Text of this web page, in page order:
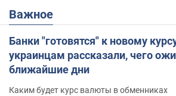
Важное
Банки "готовятся" к новому
украинцам рассказали, чего
ближайшие дни
Каким будет курс валюты в обменниках